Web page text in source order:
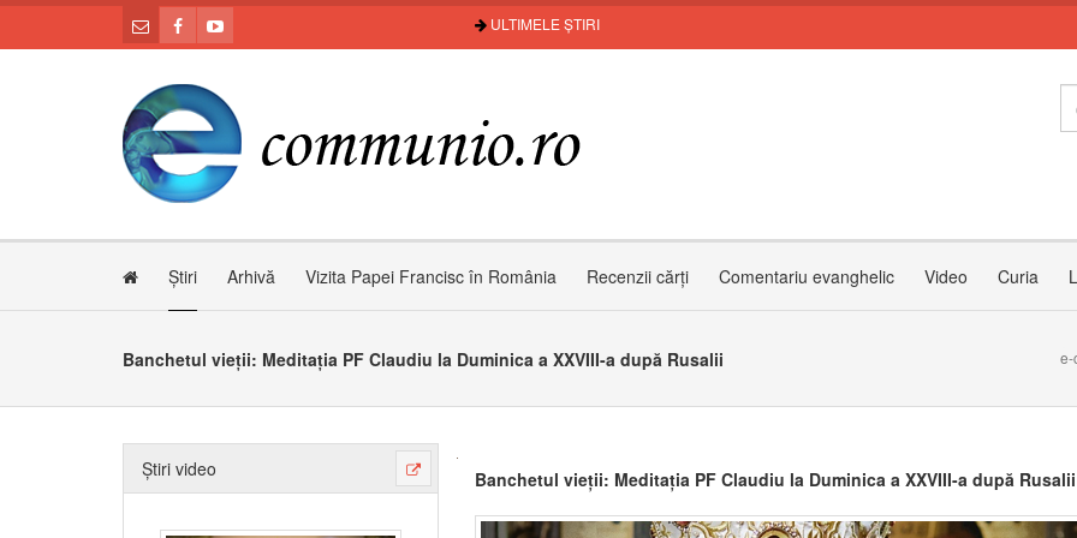
ULTIMELE ȘTIRI
Știri Arhivă Vizita Papei Francisc în România Recenzii cărți Comentariu evanghelic Video Curia
Banchetul vieții: Meditația PF Claudiu la Duminica a XXVIII-a după Rusalii e-
Știri video Banchetul vieții: Meditația PF Claudiu la Duminica a XXVIII-a după Rusalii